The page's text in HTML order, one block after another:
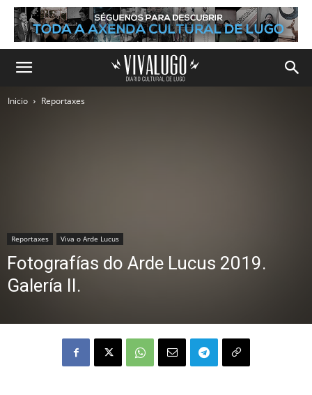
Inicio Reportaxes
Reportaxes Viva o Arde Lucus
Fotografías do Arde Lucus 2019.
Galería II.